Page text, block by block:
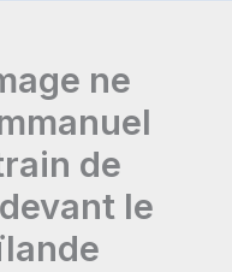
ne
de
le